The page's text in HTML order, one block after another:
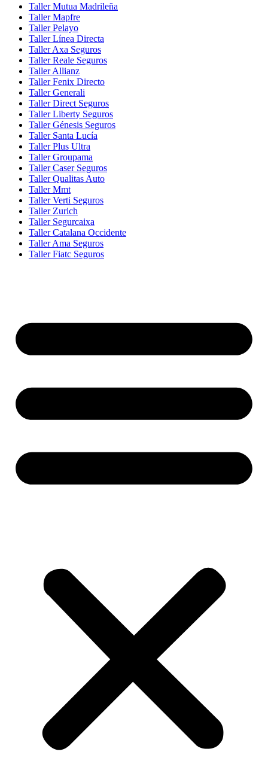
Taller Mutua Madrileña
Taller Mapfre
Taller Pelayo
Taller Línea Directa
Taller Axa Seguros
Taller Reale Seguros
Taller Allianz
Taller Fenix Directo
Taller Generali
Taller Direct Seguros
Taller Liberty Seguros
Taller Génesis Seguros
Taller Santa Lucía
Taller Plus Ultra
Taller Groupama
Taller Caser Seguros
Taller Qualitas Auto
Taller Mmt
Taller Verti Seguros
Taller Zurich
Taller Segurcaixa
Taller Catalana Occidente
Taller Ama Seguros
Taller Fiatc Seguros